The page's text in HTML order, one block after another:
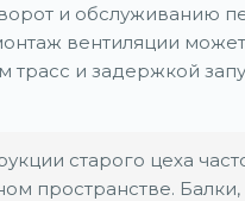
и обслуживанию
вентиляции
трасс и задержкой
старого цеха
пространстве.